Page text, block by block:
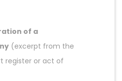
of a
(excerpt from the
register or act of